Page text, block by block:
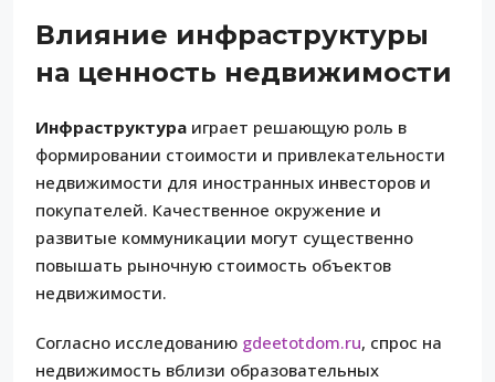
Влияние инфраструктуры
на ценность недвижимости
Инфраструктура играет решающую роль в
формировании стоимости и привлекательности
недвижимости для иностранных инвесторов и
покупателей. Качественное окружение и
развитые коммуникации могут существенно
повышать рыночную стоимость объектов
недвижимости.
Согласно исследованию gdeetotdom.ru, спрос на
недвижимость вблизи образовательных